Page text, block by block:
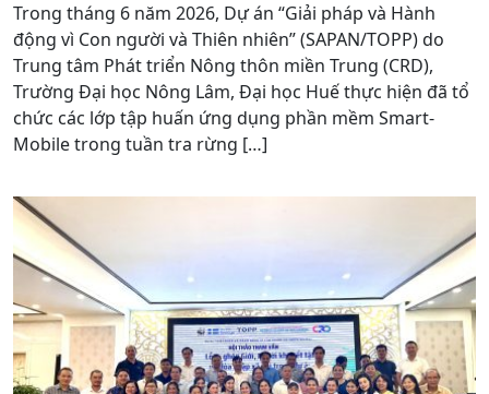
Trong tháng 6 năm 2026, Dự án “Giải pháp và Hành
động vì Con người và Thiên nhiên” (SAPAN/TOPP) do
Trung tâm Phát triển Nông thôn miền Trung (CRD),
Trường Đại học Nông Lâm, Đại học Huế thực hiện đã tổ
chức các lớp tập huấn ứng dụng phần mềm Smart-
Mobile trong tuần tra rừng […]